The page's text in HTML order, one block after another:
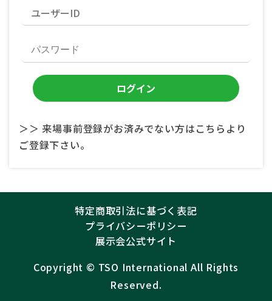
＞＞ 来場事前登録がお済みでない方はこちらより
ご登録下さい。
特定商取引法に基づく表記
プライバシーポリシー
展示会公式サイト
Copyright ©︎ TSO International All Rights
Reserved.